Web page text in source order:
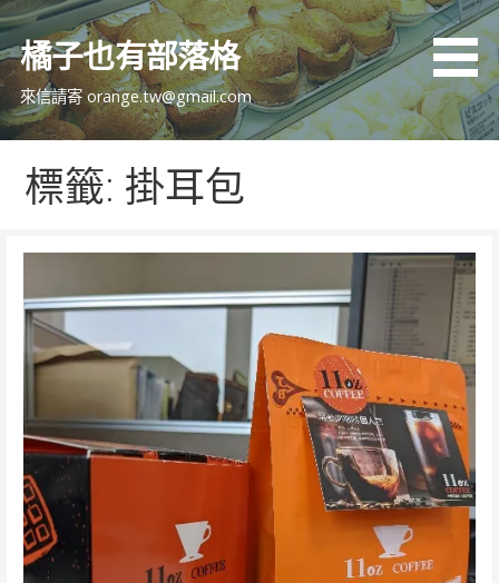
跳
主
內
橘子也有部落格
來信請寄 orange.tw@gmail.com
標籤: 掛耳包